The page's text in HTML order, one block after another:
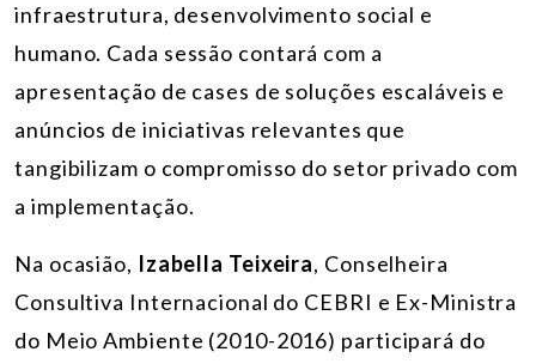
infraestrutura, desenvolvimento social e
humano. Cada sessão contará com a
apresentação de cases de soluções escaláveis e
anúncios de iniciativas relevantes que
tangibilizam o compromisso do setor privado com
a implementação.
Na ocasião, Izabella Teixeira, Conselheira
Consultiva Internacional do CEBRI e Ex-Ministra
do Meio Ambiente (2010-2016) participará do